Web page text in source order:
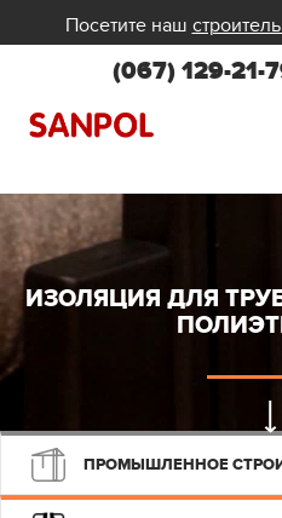
Посетите наш
(067) 129-21-
ИЗОЛЯЦИЯ ДЛЯ
ПРОМЫШЛЕННОЕ